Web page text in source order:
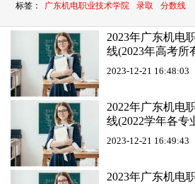
标签： 广东机电职业技术学院 录取 分数线
2023年广东机电
线(2023年高考所
2023-12-21 16:48:03
2022年广东机电
线(2022学年各专
2023-12-21 16:49:43
2023年广东机电